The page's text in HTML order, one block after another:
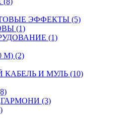
ЭФФЕКТЫ (5)
(1)
(1)
М) (2)
И МУЛЬ (10)
(3)